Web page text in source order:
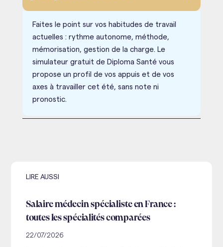
Faites le point sur vos habitudes de travail
actuelles : rythme autonome, méthode,
mémorisation, gestion de la charge. Le
simulateur gratuit de Diploma Santé vous
propose un profil de vos appuis et de vos
axes à travailler cet été, sans note ni
pronostic.
LIRE AUSSI
Salaire médecin spécialiste en France :
toutes les spécialités comparées
22/07/2026